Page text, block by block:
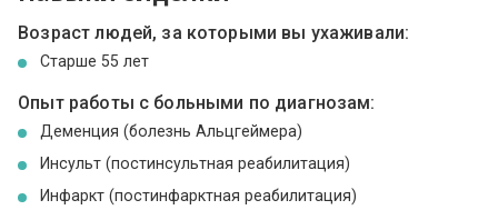
Возраст людей, за которыми вы ухаживали:
Cтарше 55 лет
Опыт работы с больными по диагнозам:
Деменция (болезнь Альцгеймера)
Инсульт (постинсультная реабилитация)
Инфаркт (постинфарктная реабилитация)